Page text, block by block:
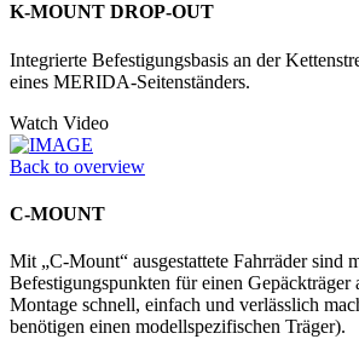
K-MOUNT DROP-OUT
Integrierte Befestigungsbasis an der
eines MERIDA-Seitenständers.
Watch Video
Back to overview
C-MOUNT
Mit „C-Mount“ ausgestattete Fahrräder sind
Befestigungspunkten für einen Gepäckträger
Montage schnell, einfach und verlässlich
benötigen einen modellspezifischen Träger).